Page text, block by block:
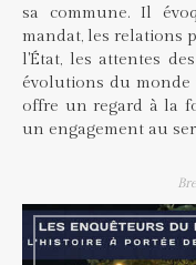
sa commune. Il
mandat, les relations
l'État, les attentes
évolutions du
offre un regard à la
un engagement au